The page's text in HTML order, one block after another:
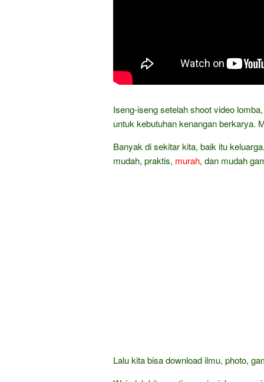
Iseng-iseng setelah shoot video
untuk kebutuhan kenangan berkarya.
Banyak di sekitar kita, baik itu
mudah, praktis, murah, dan mudah
Lalu kita bisa download ilmu, photo,